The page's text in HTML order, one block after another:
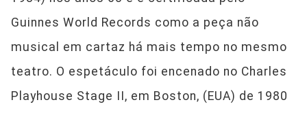
Guinnes World Records como a peça não
musical em cartaz há mais tempo no mesmo
teatro. O espetáculo foi encenado no Charles
Playhouse Stage II, em Boston, (EUA) de 1980